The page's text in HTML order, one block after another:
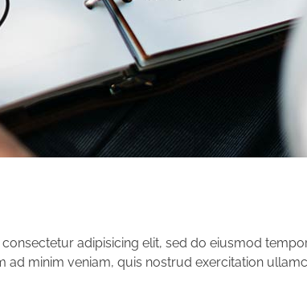
adipisicing elit, sed do eiusmod
ad minim veniam, quis nostrud exercitation